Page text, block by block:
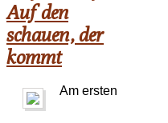
Auf den
schauen, der
kommt
Am ersten